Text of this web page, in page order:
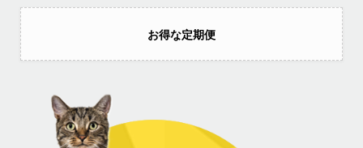
お得な定期便